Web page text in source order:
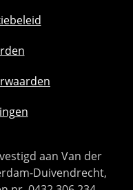
aan Van der
Duivendrecht,